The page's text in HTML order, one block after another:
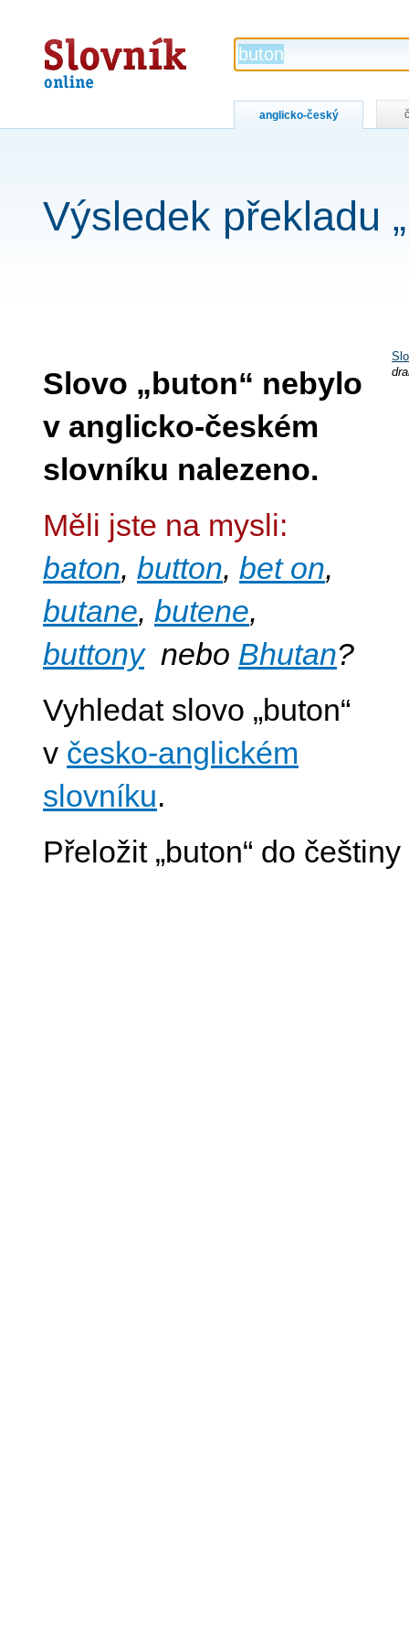
Slovník
online
anglicko-český
Výsledek překladu
Slovo „buton“ nebylo
v anglicko-českém
slovníku nalezeno.
Měli jste na mysli:
baton, button, bet on,
butane, butene,
buttonynebo Bhutan?
Vyhledat slovo „buton“
v česko-anglickém
slovníku.
Přeložit „buton“ do češtiny